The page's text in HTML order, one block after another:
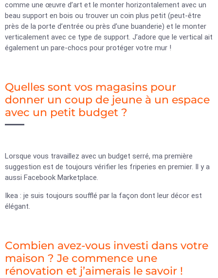
comme une œuvre d’art et le monter horizontalement avec un
beau support en bois ou trouver un coin plus petit (peut-être
près de la porte d’entrée ou près d’une buanderie) et le monter
verticalement avec ce type de support. J’adore que le vertical ait
également un pare-chocs pour protéger votre mur !
Quelles sont vos magasins pour
donner un coup de jeune à un espace
avec un petit budget ?
Lorsque vous travaillez avec un budget serré, ma première
suggestion est de toujours vérifier les friperies en premier. Il y a
aussi Facebook Marketplace.
Ikea : je suis toujours soufflé par la façon dont leur décor est
élégant.
Combien avez-vous investi dans votre
maison ? Je commence une
rénovation et j’aimerais le savoir !